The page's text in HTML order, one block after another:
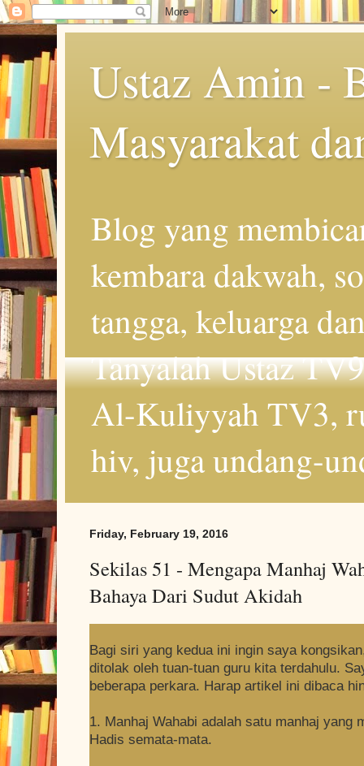
Ustaz Amin -
Masyarakat
Blog yang
kembara dakwah,
tangga, keluarga
Tanyalah Ustaz
Al-Kuliyyah TV3,
hiv, juga undang-
Friday, February 19, 2016
Sekilas 51 - Mengapa Manhaj
Bahaya Dari Sudut Akidah
Bagi siri yang kedua ini ingin saya
ditolak oleh tuan-tuan guru kita terdahulu.
beberapa perkara. Harap artikel ini dibaca
1. Manhaj Wahabi adalah satu manhaj yang
Hadis semata-mata.